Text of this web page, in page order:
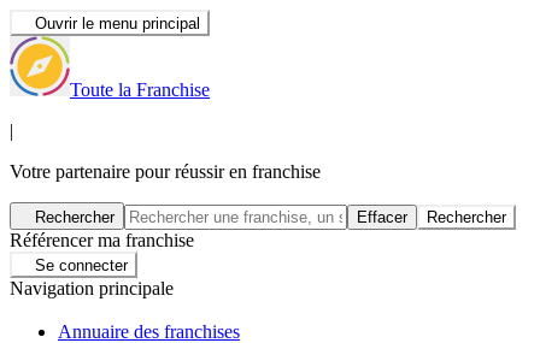
Ouvrir le menu principal
Toute la Franchise
|
Votre partenaire pour réussir en franchise
Rechercher Effacer Rechercher
Référencer ma franchise
Se connecter
Navigation principale
Annuaire des franchises